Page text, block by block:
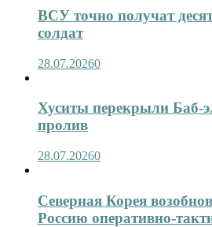
ВСУ точно получат
солдат
28.07.20260
Хуситы перекрыли Баб-
пролив
28.07.20260
Северная Корея
Россию оперативно-